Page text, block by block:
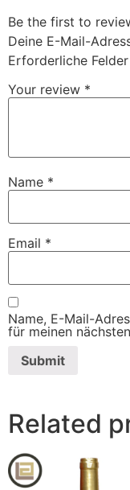
Be the first to
Deine E-Mail-
Erforderliche
Your review *
Name *
Email *
Name, E-Mail-
für meinen
Related